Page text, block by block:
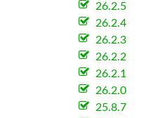
26.2.5
26.2.4
26.2.3
26.2.2
26.2.1
26.2.0
25.8.7